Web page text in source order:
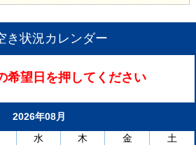
き状況カレンダー
希望日を押してください
2026年08月
水 木 金
土